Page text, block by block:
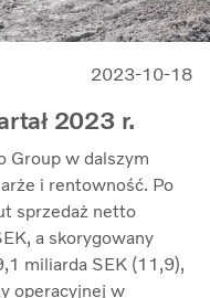
2023-10-18
2023 r.
Group w dalszym
i rentowność. Po
sprzedaż netto
a skorygowany
miliarda SEK (11,9),
operacyjnej w